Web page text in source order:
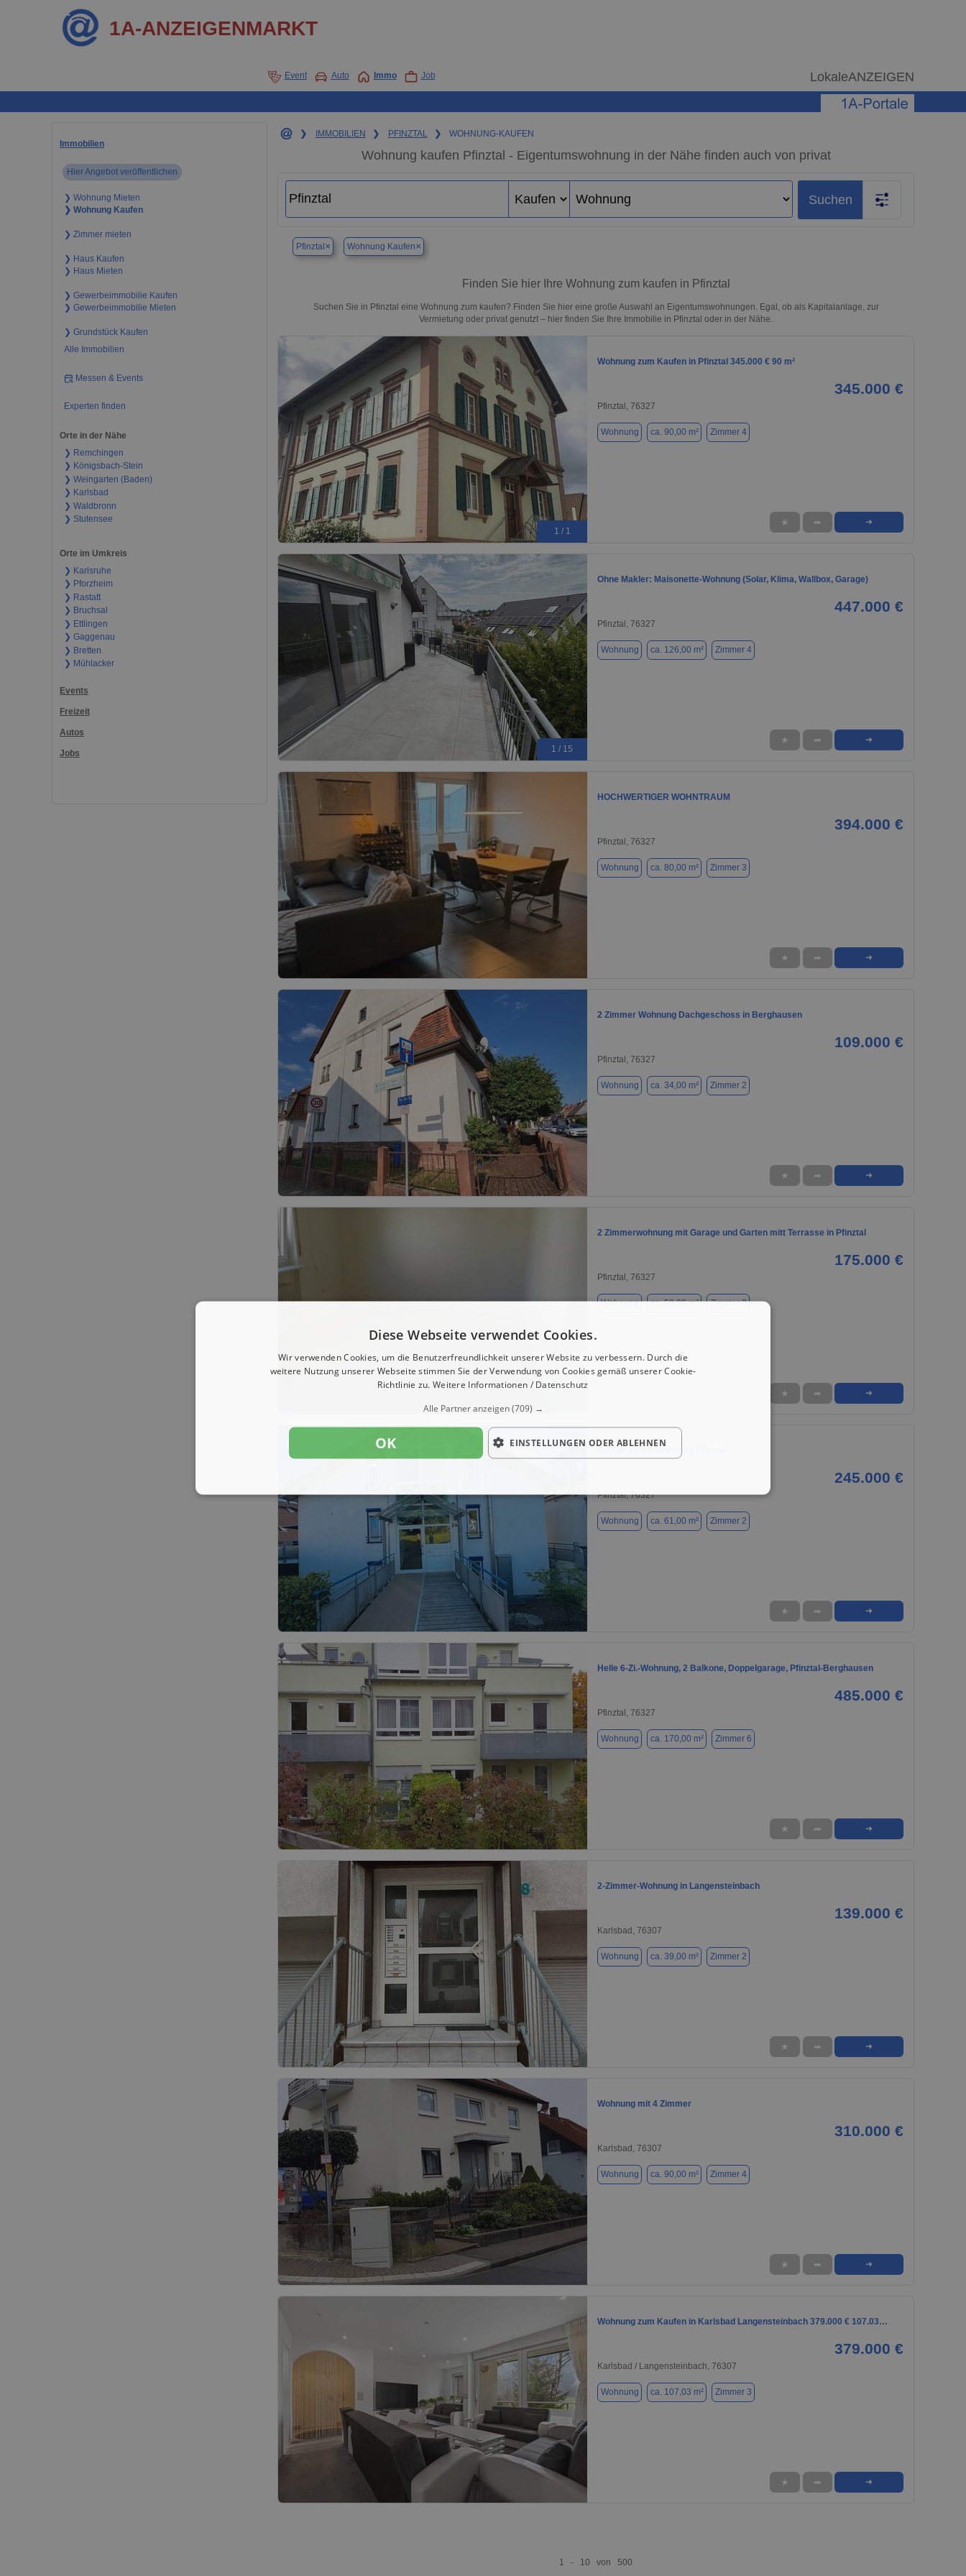
1A-ANZEIGENMARKT
Event Auto Immo Job LokaleANZEIGEN
Immobilien
Hier Angebot veröffentlichen
❯ Wohnung Mieten
❯ Wohnung Kaufen
❯ Zimmer mieten
❯ Haus Kaufen
❯ Haus Mieten
❯ Gewerbeimmobilie Kaufen
❯ Gewerbeimmobilie Mieten
❯ Grundstück Kaufen
Alle Immobilien
Messen & Events
Experten finden
Orte in der Nähe
❯ Remchingen
❯ Königsbach-Stein
❯ Weingarten (Baden)
❯ Karlsbad
❯ Waldbronn
❯ Stutensee
Orte im Umkreis
❯ Karlsruhe
❯ Pforzheim
❯ Rastatt
❯ Bruchsal
❯ Ettlingen
❯ Gaggenau
❯ Bretten
❯ Mühlacker
Events
Freizeit
Autos
Jobs
❯ IMMOBILIEN ❯ PFINZTAL ❯ WOHNUNG-KAUFEN
Wohnung kaufen Pfinztal - Eigentumswohnung in der Nähe finden auch von privat
Suchen
Pfinztal× Wohnung Kaufen×
Finden Sie hier Ihre Wohnung zum kaufen in Pfinztal
Suchen Sie in Pfinztal eine Wohnung zum kaufen? Finden Sie hier eine große Auswahl an Eigentumswohnungen. Egal, ob als Kapitalanlage, zur
Vermietung oder privat genutzt – hier finden Sie Ihre Immobilie in Pfinztal oder in der Nähe.
1 / 1
Wohnung zum Kaufen in Pfinztal 345.000 € 90 m²
345.000 €
Pfinztal, 76327
Wohnung ca. 90,00 m² Zimmer 4
★ ➦ ➜
1 / 15
Ohne Makler: Maisonette-Wohnung (Solar, Klima, Wallbox, Garage)
447.000 €
Pfinztal, 76327
Wohnung ca. 126,00 m² Zimmer 4
★ ➦ ➜
HOCHWERTIGER WOHNTRAUM
394.000 €
Pfinztal, 76327
Wohnung ca. 80,00 m² Zimmer 3
★ ➦ ➜
1 / 11
2 Zimmer Wohnung Dachgeschoss in Berghausen
109.000 €
Pfinztal, 76327
Wohnung ca. 34,00 m² Zimmer 2
★ ➦ ➜
2 Zimmerwohnung mit Garage und Garten mitt Terrasse in Pfinztal
175.000 €
Pfinztal, 76327
Wohnung ca. 58,00 m² Zimmer 2
★ ➦ ➜
Ruhige 2 ZKB Wohnung Pfinztal
245.000 €
Pfinztal, 76327
Wohnung ca. 61,00 m² Zimmer 2
★ ➦ ➜
1 / 13
Helle 6-Zi.-Wohnung, 2 Balkone, Doppelgarage, Pfinztal-Berghausen
485.000 €
Pfinztal, 76327
Wohnung ca. 170,00 m² Zimmer 6
★ ➦ ➜
1 / 12
2-Zimmer-Wohnung in Langensteinbach
139.000 €
Karlsbad, 76307
Wohnung ca. 39,00 m² Zimmer 2
★ ➦ ➜
Wohnung mit 4 Zimmer
310.000 €
Karlsbad, 76307
Wohnung ca. 90,00 m² Zimmer 4
★ ➦ ➜
Wohnung zum Kaufen in Karlsbad Langensteinbach 379.000 € 107.03…
379.000 €
Karlsbad / Langensteinbach, 76307
Wohnung ca. 107,03 m² Zimmer 3
★ ➦ ➜
1 - 10 von 500
Diese Webseite verwendet Cookies.
Wir verwenden Cookies, um die Benutzerfreundlichkeit unserer Website zu verbessern. Durch die
weitere Nutzung unserer Webseite stimmen Sie der Verwendung von Cookies gemäß unserer Cookie-
Richtlinie zu. Weitere Informationen / Datenschutz
Alle Partner anzeigen(709) →
OK EINSTELLUNGEN ODER ABLEHNEN